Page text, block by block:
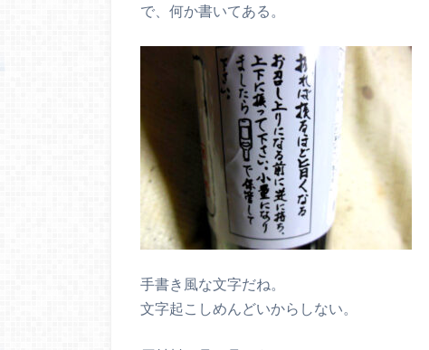
で、何か書いてある。
手書き風な文字だね。
文字起こしめんどいからしない。